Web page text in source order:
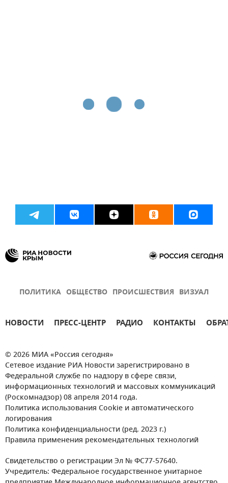
ПОЛИТИКА ОБЩЕСТВО ПРОИСШЕСТВИЯ ВИЗУАЛ
НОВОСТИ ПРЕСС-ЦЕНТР РАДИО КОНТАКТЫ
© 2026 МИА «Россия сегодня»
Сетевое издание РИА Новости зарегистрировано в
Федеральной службе по надзору в сфере связи,
информационных технологий и массовых коммуникаций
(Роскомнадзор) 08 апреля 2014 года.
Политика использования Cookie и автоматического
логирования
Политика конфиденциальности (ред. 2023 г.)
Правила применения рекомендательных технологий
Свидетельство о регистрации Эл № ФС77-57640.
Учредитель: Федеральное государственное унитарное